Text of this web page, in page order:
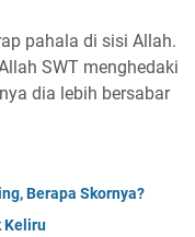
pahala di sisi Allah.
SWT menghedaki
dia lebih bersabar
Berapa Skornya?
Keliru